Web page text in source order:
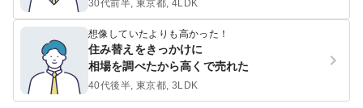
30代前半, 東京都, 4LDK
想像していたよりも高かった！
住み替えをきっかけに
相場を調べたから高くで売れた
40代後半, 東京都, 3LDK